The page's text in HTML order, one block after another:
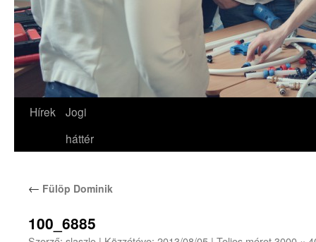
Hírek
Jogi
háttér
← Fülöp Dominik
100_6885